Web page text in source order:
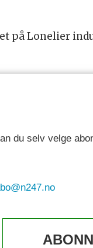
på Lonelier
du selv velge